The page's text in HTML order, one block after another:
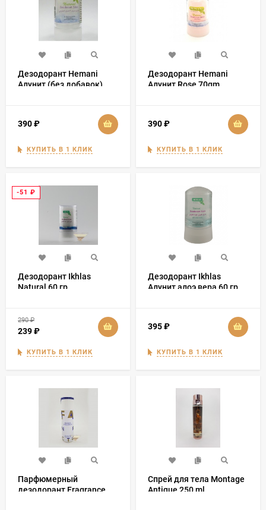
Дезодорант Hemani
Алунит (без добавок)
390₽
КУПИТЬ В 1 КЛИК
Дезодорант Hemani
Алунит Rose 70gm
390₽
КУПИТЬ В 1 КЛИК
-51 ₽
Дезодорант Ikhlas
Natural 60 гр
290₽
239₽
КУПИТЬ В 1 КЛИК
Дезодорант Ikhlas
Алунит алоэ вера 60 гр
395₽
КУПИТЬ В 1 КЛИК
Парфюмерный
дезодорант Fragrance
Спрей для тела Montage
Antique 250 ml